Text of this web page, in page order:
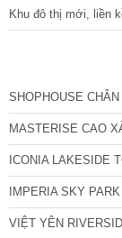
Khu đô thị mới, liền
SHOPHOUSE
MASTERISE CAO
ICONIA LAKESIDE
IMPERIA SKY
VIỆT YÊN